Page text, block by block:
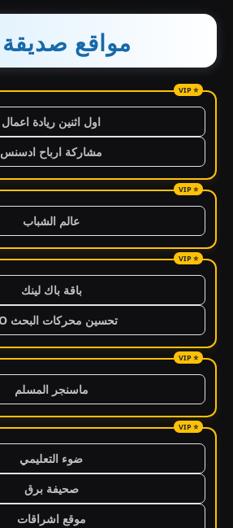
مواقع صديقة
اول اثنين ريادة اعمال
مشاركة ارباح ادسنس
عالم الشباب
باقة باك لينك
تحسين محركات البحث SEO
ماسنجر المسلم
ضوء التعليمي
صحيفة برق
موقع اشراقات